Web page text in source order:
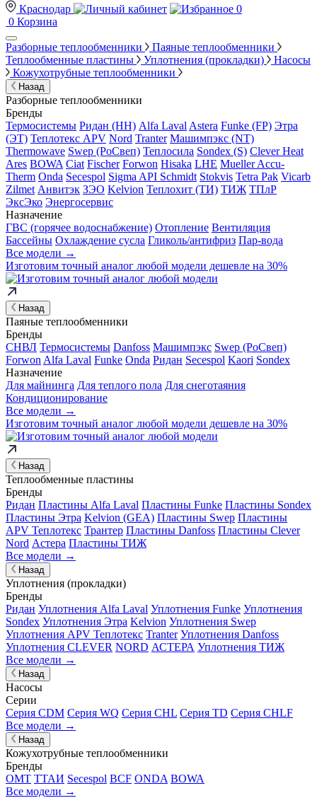
Краснодар
0
0 Корзина
Разборные теплообменники
Паяные теплообменники
Теплообменные пластины
Уплотнения (прокладки)
Насосы
Кожухотрубные теплообменники
Назад
Разборные теплообменники
Бренды
Термосистемы Ридан (НН) Alfa Laval Astera Funke (FP) Этра
(ЭТ) Теплотекс APV Nord Tranter Машимпэкс (NT)
Thermowave Swep (РоСвеп) Теплосила Sondex (S) Clever Heat
Ares BOWA Ciat Fischer Forwon Hisaka LHE Mueller Accu-
Therm Onda Secespol Sigma API Schmidt Stokvis Tetra Pak Vicarb
Zilmet Анвитэк ЗЭО Kelvion Теплохит (ТИ) ТИЖ ТПлР
ЭксЭко Энергосервис
Назначение
ГВС (горячее водоснабжение) Отопление Вентиляция
Бассейны Охлаждение сусла Гликоль/антифриз Пар-вода
Все модели →
Изготовим точный аналог любой модели дешевле на 30%
Назад
Паяные теплообменники
Бренды
СНВЛ Термосистемы Danfoss Машимпэкс Swep (РоСвеп)
Forwon Alfa Laval Funke Onda Ридан Secespol Kaori Sondex
Назначение
Для майнинга Для теплого пола Для снеготаяния
Кондиционирование
Все модели →
Изготовим точный аналог любой модели дешевле на 30%
Назад
Теплообменные пластины
Бренды
Ридан Пластины Alfa Laval Пластины Funke Пластины Sondex
Пластины Этра Kelvion (GEA) Пластины Swep Пластины
APV Теплотекс Трантер Пластины Danfoss Пластины Clever
Nord Астера Пластины ТИЖ
Все модели →
Назад
Уплотнения (прокладки)
Бренды
Ридан Уплотнения Alfa Laval Уплотнения Funke Уплотнения
Sondex Уплотнения Этра Kelvion Уплотнения Swep
Уплотнения APV Теплотекс Tranter Уплотнения Danfoss
Уплотнения CLEVER NORD АСТЕРА Уплотнения ТИЖ
Все модели →
Назад
Насосы
Серии
Серия CDM Серия WQ Серия CHL Серия TD Серия CHLF
Все модели →
Назад
Кожухотрубные теплообменники
Бренды
OMT ТТАИ Secespol BCF ONDA BOWA
Все модели →